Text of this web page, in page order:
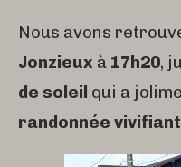
Nous avons
Jonzieux à 17h20,
de soleil qui a
randonnée